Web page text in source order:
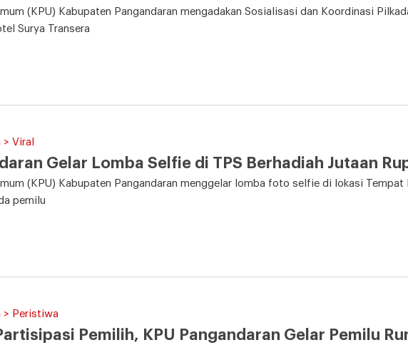
(KPU) Kabupaten Pangandaran mengadakan Sosialisasi dan Koordinasi
Surya Transera
Viral
Gelar Lomba Selfie di TPS Berhadiah Jutaan
(KPU) Kabupaten Pangandaran menggelar lomba foto selfie di lokasi Tempat
pemilu
> Peristiwa
Pemilih, KPU Pangandaran Gelar Pemilu